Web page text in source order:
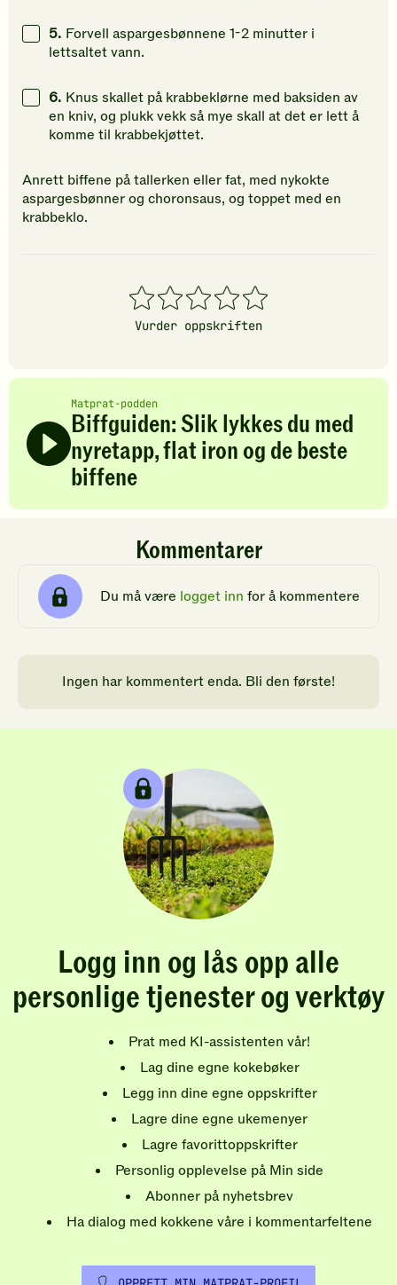
5. Forvell aspargesbønnene 1-2 minutter i
lettsaltet vann.
6. Knus skallet på krabbeklørne med baksiden av
en kniv, og plukk vekk så mye skall at det er lett å
komme til krabbekjøttet.
Anrett biffene på tallerken eller fat, med nykokte
aspargesbønner og choronsaus, og toppet med en
krabbeklo.
1
stjerner
2
stjerner
3
stjerner
4
stjerner
5
stjerner
Vurder oppskriften
Matprat-podden
Biffguiden: Slik lykkes du med
nyretapp, flat iron og de beste
biffene
Kommentarer
Du må være logget inn for å kommentere
Ingen har kommentert enda. Bli den første!
Logg inn og lås opp alle
personlige tjenester og verktøy
Prat med KI-assistenten vår!
Lag dine egne kokebøker
Legg inn dine egne oppskrifter
Lagre dine egne ukemenyer
Lagre favorittoppskrifter
Personlig opplevelse på Min side
Abonner på nyhetsbrev
Ha dialog med kokkene våre i kommentarfeltene